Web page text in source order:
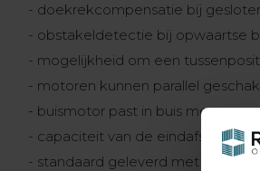
- doekrekcompensatie bij
- obstakeldetectie bij opwaartse
- mogelijkheid om een
- motoren kunnen parallel
- buismotor past in buis met een
- capaciteit van de eindafstelling
- standaard geleverd met een wit